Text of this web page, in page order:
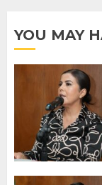
YOU MAY